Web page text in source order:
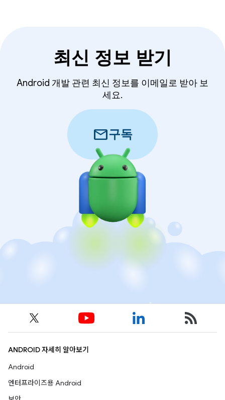
최신 정보 받기
Android 개발 관련 최신 정보를 이메일로 받아 보
세요.
mail구독
ANDROID 자세히 알아보기
Android
엔터프라이즈용 Android